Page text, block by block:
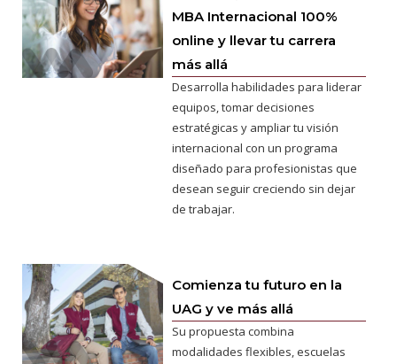
MBA Internacional 100%
online y llevar tu carrera
más allá
Desarrolla habilidades para liderar
equipos, tomar decisiones
estratégicas y ampliar tu visión
internacional con un programa
diseñado para profesionistas que
desean seguir creciendo sin dejar
de trabajar.
Comienza tu futuro en la
UAG y ve más allá
Su propuesta combina
modalidades flexibles, escuelas